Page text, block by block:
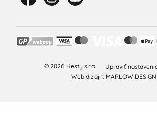
© 2026 Hesty s.r.o.
Upraviť
Web dizajn: MARLOW DESIGN